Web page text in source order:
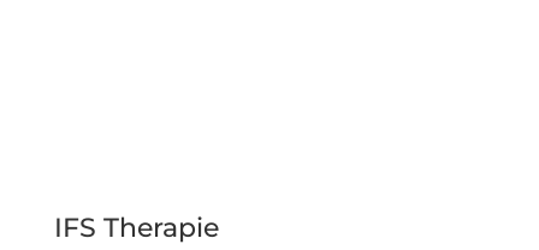
IFS Therapie